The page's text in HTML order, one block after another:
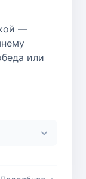
—
или